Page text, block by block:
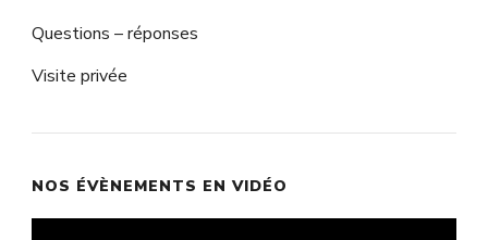
Questions – réponses
Visite privée
NOS ÉVÈNEMENTS EN VIDÉO